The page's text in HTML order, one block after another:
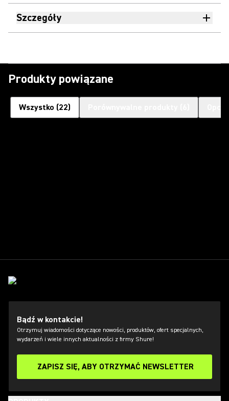
Szczegóły
Produkty powiązane
Wszystko (22)
Bądź w kontakcie!
Otrzymuj wiadomości dotyczące nowości, produktów, ofert specjalnych,
wydarzeń i wiele innych aktualności z firmy Shure!
ZAPISZ SIĘ, ABY OTRZYMAĆ NEWSLETTER